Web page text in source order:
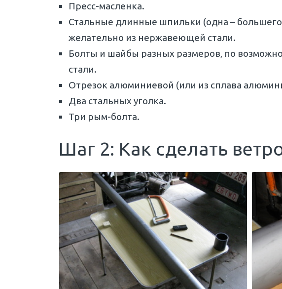
Пресс-масленка.
Стальные длинные шпильки (одна –
желательно из нержавеющей стали.
Болты и шайбы разных размеров, по
стали.
Отрезок алюминиевой (или из сплава
Два стальных уголка.
Три рым-болта.
Шаг 2: Как сделать